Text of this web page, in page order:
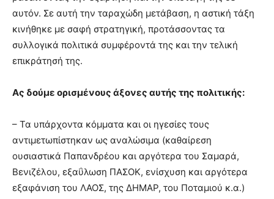
αυτόν. Σε αυτή την ταραχώδη μετάβαση, η αστική τάξη
κινήθηκε με σαφή στρατηγική, προτάσσοντας τα
συλλογικά πολιτικά συμφέροντά της και την τελική
επικράτησή της.
Ας δούμε ορισμένους άξονες αυτής της πολιτικής:
– Τα υπάρχοντα κόμματα και οι ηγεσίες τους
αντιμετωπίστηκαν ως αναλώσιμα (καθαίρεση
ουσιαστικά Παπανδρέου και αργότερα του Σαμαρά,
Βενιζέλου, εξαΰλωση ΠΑΣΟΚ, ενίσχυση και αργότερα
εξαφάνιση του ΛΑΟΣ, της ΔΗΜΑΡ, του Ποταμιού κ.α.)